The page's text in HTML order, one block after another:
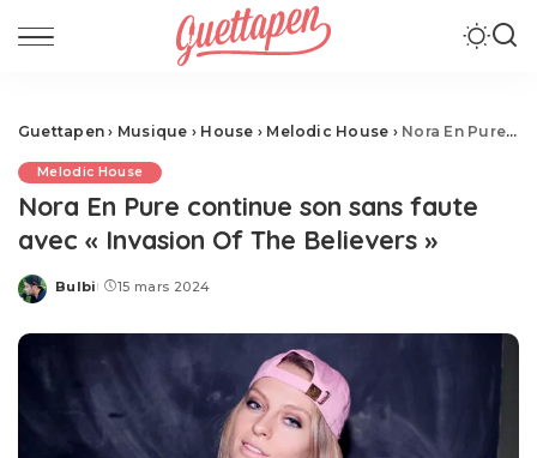
Guettapen › Musique › House › Melodic House › Nora En Pure continue son sans faute avec « Invasion Of The Believers »
Melodic House
Nora En Pure continue son sans faute
avec « Invasion Of The Believers »
Posted
Bulbi 15 mars 2024